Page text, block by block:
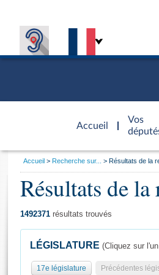
Accueil
d'accueil
Vos
Général
Vous
Accueil Recherche sur... Résultats de la
Résultats de la
1492371 résultats trouvés
LÉGISLATURE (Cliquez sur
17e législature Précédentes